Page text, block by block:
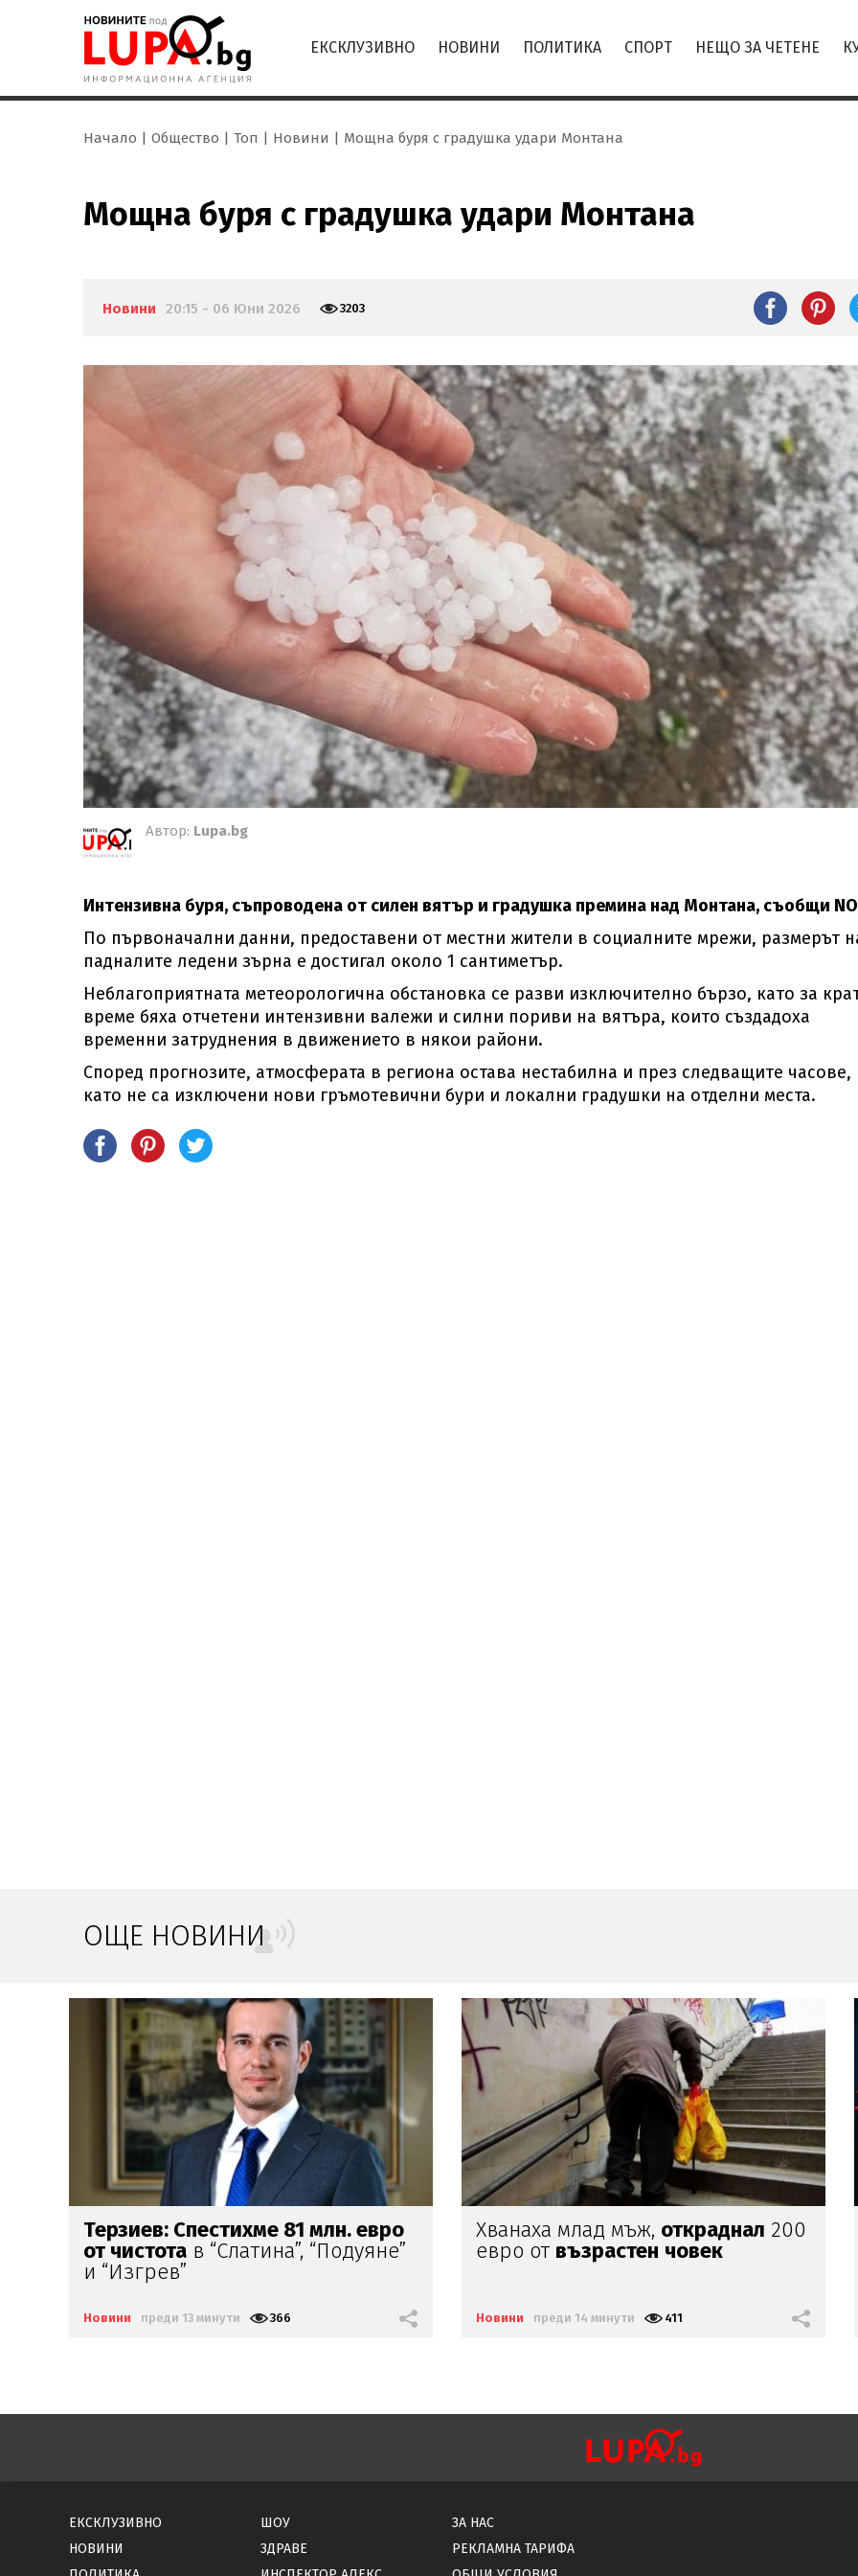
ЕКСКЛУЗИВНО НОВИНИ ПОЛИТИКА СПОРТ НЕЩО ЗА ЧЕТЕНЕ
Начало Общество Топ Новини Мощна буря с градушка удари Монтана
Мощна буря с градушка удари Монтана
Новини 20:15 - 06 Юни 2026 3203
Автор: Lupa.bg
Интензивна буря, съпроводена от силен вятър и градушка премина над Монтана, съобщи
По първоначални данни, предоставени от местни жители в социалните мрежи, размерът
падналите ледени зърна е достигал около 1 сантиметър.
Неблагоприятната метеорологична обстановка се разви изключително бързо, като за
време бяха отчетени интензивни валежи и силни пориви на вятъра, които създадоха
временни затруднения в движението в някои райони.
Според прогнозите, атмосферата в региона остава нестабилна и през следващите часове,
като не са изключени нови гръмотевични бури и локални градушки на отделни места.
ОЩЕ НОВИНИ
Хванаха млад мъж,откраднал200
евро отвъзрастен човек
Новини преди 14 минути 411
Шок!:Боклукчиите нарочно
разпиляват сметпо улиците на
Варна (СНИМКИ И ВИДЕО)
Новини преди 16 минути 765
ЕКСКЛУЗИВНО
НОВИНИ
ШОУ
ЗДРАВЕ
ЗА НАС
РЕКЛАМНА ТАРИФА